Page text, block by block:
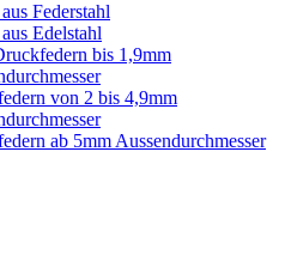
Federstahl
Edelstahl
bis 1,9mm
von 2 bis 4,9mm
ab 5mm Aussendurchmesser